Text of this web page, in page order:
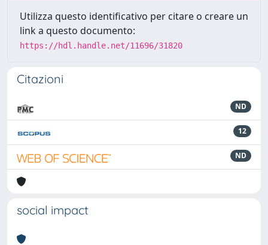
Utilizza questo identificativo per citare o creare un
link a questo documento:
https://hdl.handle.net/11696/31820
Citazioni
ND
12
ND
social impact